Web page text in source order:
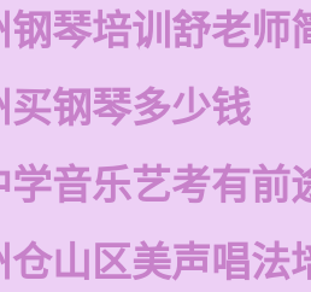
钢琴培训舒老师
买钢琴多少钱
学音乐艺考有前
仓山区美声唱法